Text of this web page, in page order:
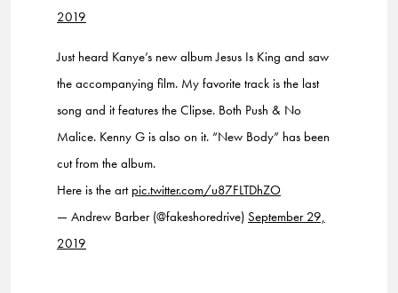
2019
Just heard Kanye’s new album Jesus Is King and saw
the accompanying film. My favorite track is the last
song and it features the Clipse. Both Push & No
Malice. Kenny G is also on it. “New Body” has been
cut from the album.
Here is the art pic.twitter.com/u87FLTDhZO
— Andrew Barber (@fakeshoredrive) September 29,
2019